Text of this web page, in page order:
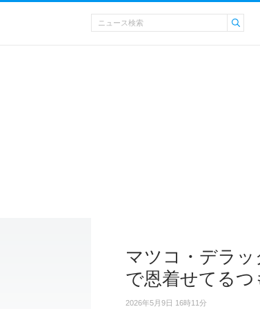
マツコ・デラ
で恩着せてるつ
2026年5月9日 16時11分